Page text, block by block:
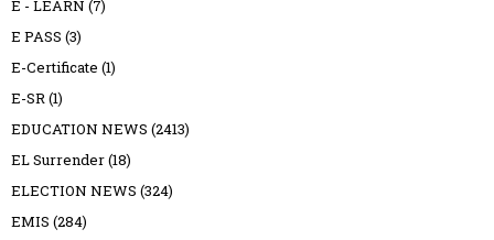
E - LEARN (7)
E PASS (3)
E-Certificate (1)
E-SR (1)
EDUCATION NEWS (2413)
EL Surrender(18)
ELECTION NEWS (324)
EMIS (284)